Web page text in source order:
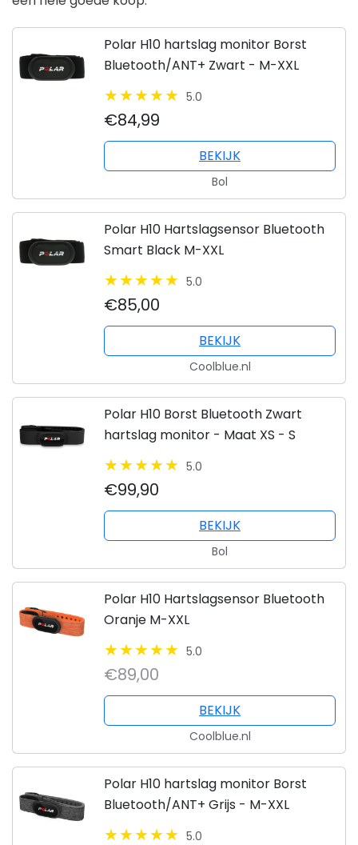
Polar H10 hartslag monitor Borst
Bluetooth/ANT+ Zwart - M-XXL
5.0
€84,99
BEKIJK
Bol
Polar H10 Hartslagsensor Bluetooth
Smart Black M-XXL
5.0
€85,00
BEKIJK
Coolblue.nl
Polar H10 Borst Bluetooth Zwart
hartslag monitor - Maat XS - S
5.0
€99,90
BEKIJK
Bol
Polar H10 Hartslagsensor Bluetooth
Oranje M-XXL
5.0
€89,00
BEKIJK
Coolblue.nl
Polar H10 hartslag monitor Borst
Bluetooth/ANT+ Grijs - M-XXL
5.0